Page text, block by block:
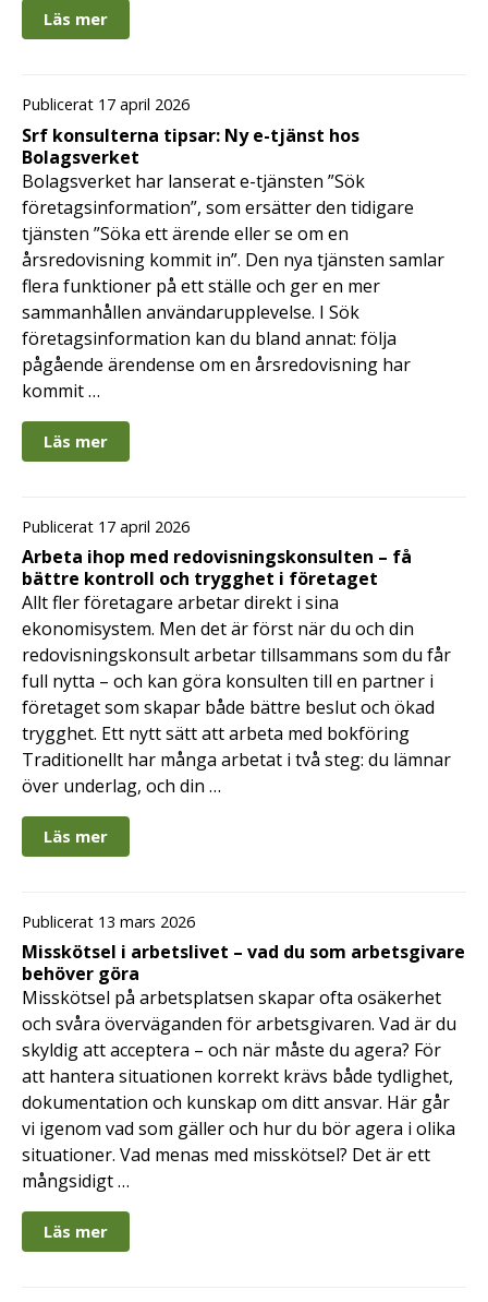
Läs mer
Publicerat 17 april 2026
Srf konsulterna tipsar: Ny e-tjänst hos
Bolagsverket
Bolagsverket har lanserat e-tjänsten ”Sök
företagsinformation”, som ersätter den tidigare
tjänsten ”Söka ett ärende eller se om en
årsredovisning kommit in”. Den nya tjänsten samlar
flera funktioner på ett ställe och ger en mer
sammanhållen användarupplevelse. I Sök
företagsinformation kan du bland annat: följa
pågående ärendense om en årsredovisning har
kommit …
Läs mer
Publicerat 17 april 2026
Arbeta ihop med redovisningskonsulten – få
bättre kontroll och trygghet i företaget
Allt fler företagare arbetar direkt i sina
ekonomisystem. Men det är först när du och din
redovisningskonsult arbetar tillsammans som du får
full nytta – och kan göra konsulten till en partner i
företaget som skapar både bättre beslut och ökad
trygghet. Ett nytt sätt att arbeta med bokföring
Traditionellt har många arbetat i två steg: du lämnar
över underlag, och din …
Läs mer
Publicerat 13 mars 2026
Misskötsel i arbetslivet – vad du som arbetsgivare
behöver göra
Misskötsel på arbetsplatsen skapar ofta osäkerhet
och svåra överväganden för arbetsgivaren. Vad är du
skyldig att acceptera – och när måste du agera? För
att hantera situationen korrekt krävs både tydlighet,
dokumentation och kunskap om ditt ansvar. Här går
vi igenom vad som gäller och hur du bör agera i olika
situationer. Vad menas med misskötsel? Det är ett
mångsidigt …
Läs mer